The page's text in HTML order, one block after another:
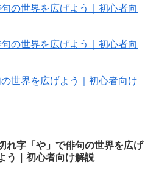
の世界を広げよう｜初心者向
の世界を広げよう｜初心者向
世界を広げよう｜初心者向け
れ字「や」で俳句の世界を広げ
う｜初心者向け解説